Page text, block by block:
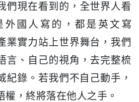
們現在看到的， 全世界人看
外國人寫的，都是英文寫
業實力站上世界舞台，我們
言、 自己的視角，去完整梳
紀錄。若我們不自己動手，
權，終將落在他人之手。